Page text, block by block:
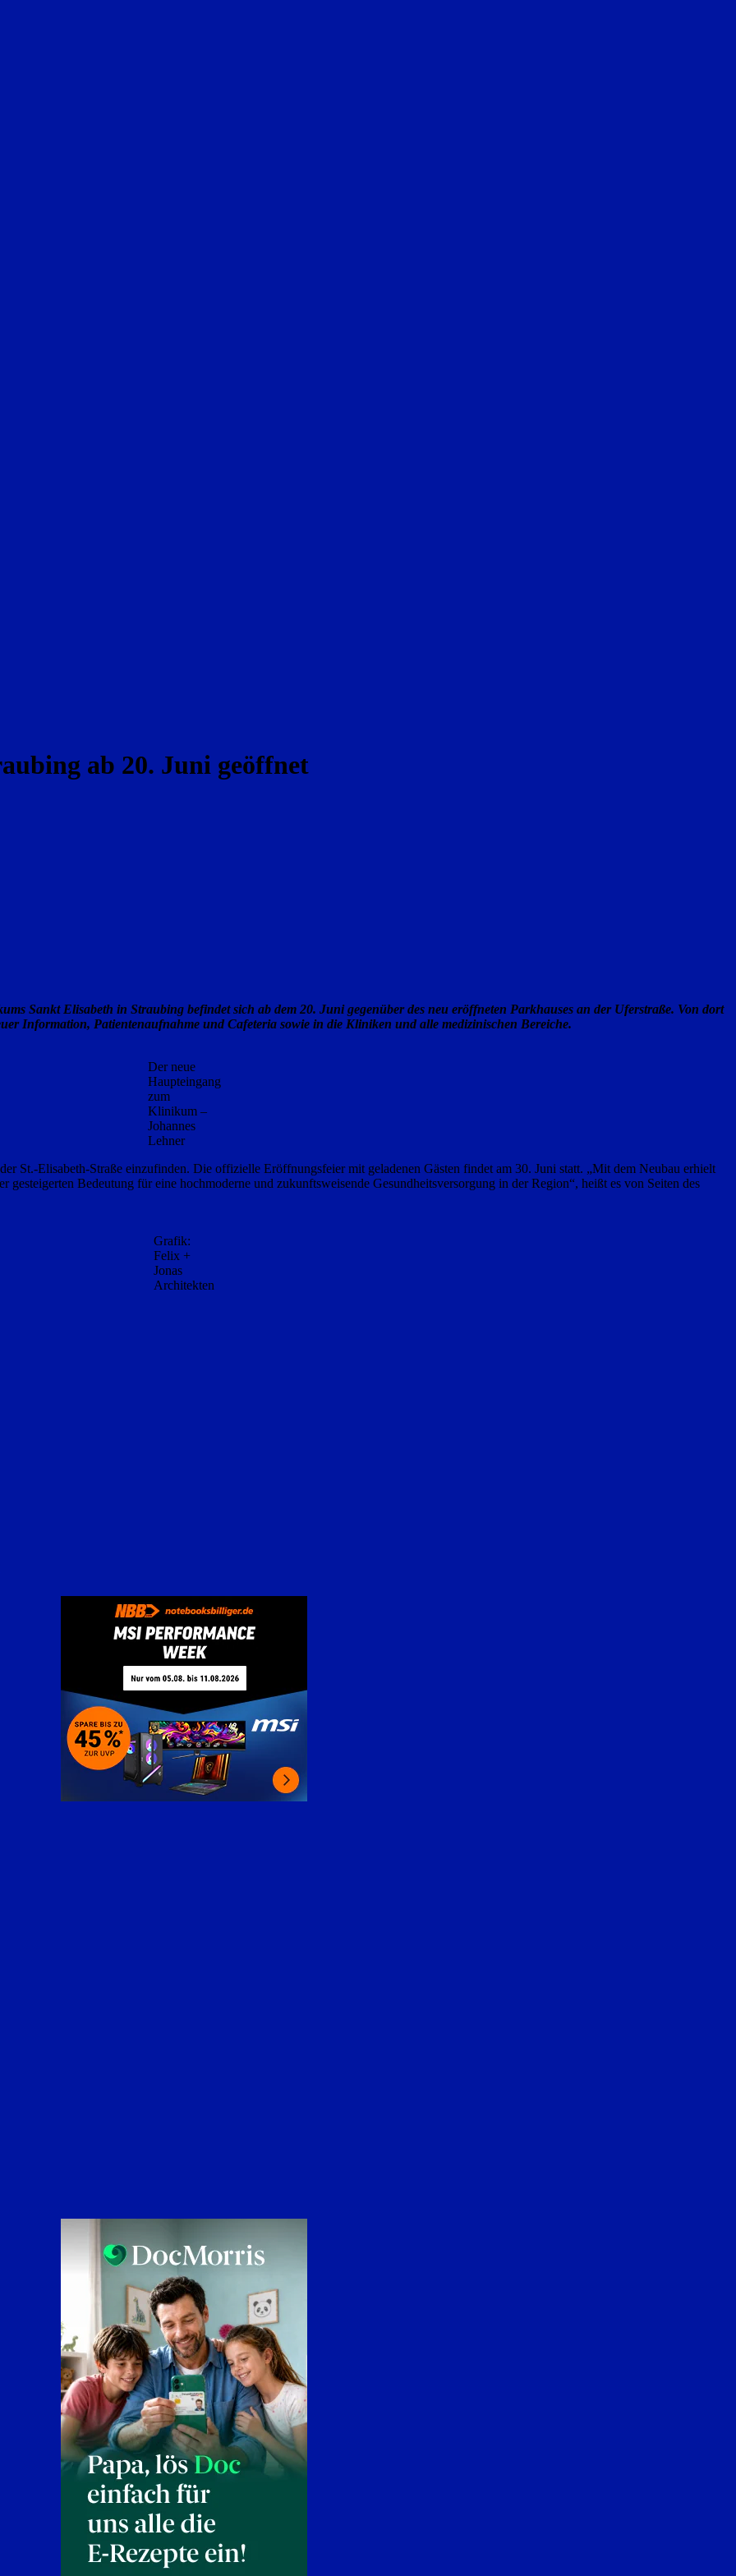
ab 20. Juni geöffnet
Sankt Elisabeth in Straubing befindet sich ab dem 20. Juni gegenüber des neu eröffneten Parkhauses an der Uferstraße. Von dort
Information, Patientenaufnahme und Cafeteria sowie in die Kliniken und alle medizinischen Bereiche.
Der neue
Haupteingang
zum
Klinikum –
Johannes
Lehner
St.-Elisabeth-Straße einzufinden. Die offizielle Eröffnungsfeier mit geladenen Gästen findet am 30. Juni statt. „Mit dem Neubau erhielt
Bedeutung für eine hochmoderne und zukunftsweisende Gesundheitsversorgung in der Region“, heißt es von Seiten des
Grafik:
Felix +
Jonas
Architekten